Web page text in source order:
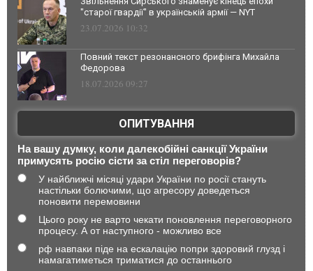
"старої гвардії" в українській армії — NYT
23.07.2026 10:32
Повний текст резонансного брифінга Михайла
Федорова
18.07.2026 09:27
ОПИТУВАННЯ
На вашу думку, коли далекобійні санкції України
примусять росію сісти за стіл переговорів?
У найближчі місяці удари України по росії стануть
настільки болючими, що агресору доведеться
поновити перемовини
Цього року не варто чекати поновлення переговорного
процесу. А от наступного - можливо все
рф навпаки піде на ескалацію попри здоровий глузд і
намагатиметься триматися до останнього